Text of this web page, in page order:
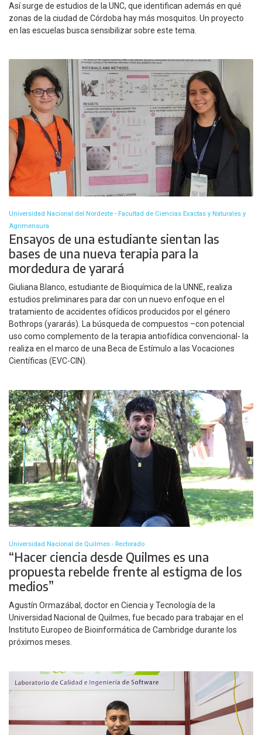
Así surge de estudios de la UNC, que identifican además en qué
zonas de la ciudad de Córdoba hay más mosquitos. Un proyecto
en las escuelas busca sensibilizar sobre este tema.
Universidad Nacional del Nordeste - Facultad de Ciencias Exactas y Naturales y
Agrimensura
Ensayos de una estudiante sientan las
bases de una nueva terapia para la
mordedura de yarará
Giuliana Blanco, estudiante de Bioquímica de la UNNE, realiza
estudios preliminares para dar con un nuevo enfoque en el
tratamiento de accidentes ofídicos producidos por el género
Bothrops (yararás). La búsqueda de compuestos –con potencial
uso como complemento de la terapia antiofídica convencional- la
realiza en el marco de una Beca de Estímulo a las Vocaciones
Científicas (EVC-CIN).
Universidad Nacional de Quilmes - Rectorado
“Hacer ciencia desde Quilmes es una
propuesta rebelde frente al estigma de los
medios”
Agustín Ormazábal, doctor en Ciencia y Tecnología de la
Universidad Nacional de Quilmes, fue becado para trabajar en el
Instituto Europeo de Bioinformática de Cambridge durante los
próximos meses.